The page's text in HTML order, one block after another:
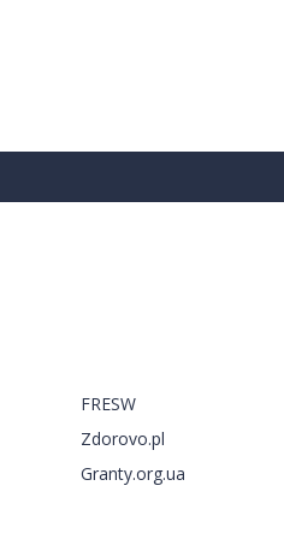
FRESW
Zdorovo.pl
Granty.org.ua